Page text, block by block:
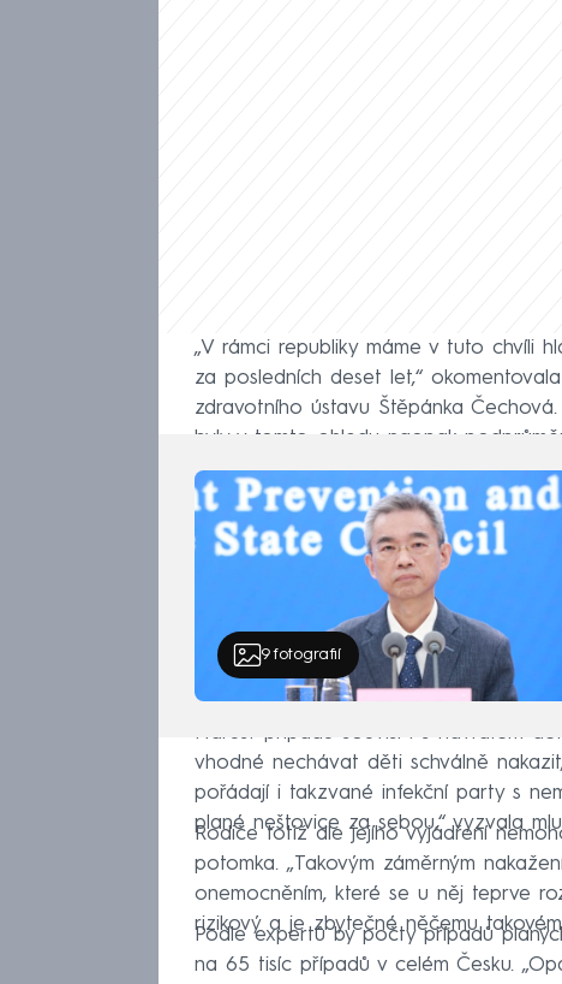
„V rámci republiky máme v tuto chvíli
za posledních deset let,“
zdravotního ústavu Štěpánka
byly v tomto ohledu naopak
9fotografií
Nárůst případů souvisí i s návratem
vhodné nechávat děti schválně
pořádají i takzvané infekční party s
plané neštovice za sebou,“ vyzvala
Rodiče totiž dle jejího vyjádření
potomka. „Takovým záměrným
onemocněním, které se u něj teprve
rizikový a je zbytečné něčemu
Podle expertů by počty případů
na 65 tisíc případů v celém Česku.